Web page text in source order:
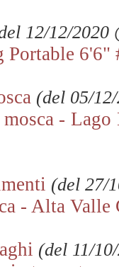
12/12/2020
Portable 6'6"
(del 05/
mosca -
(del 27/
- Alta Valle
(del 11/